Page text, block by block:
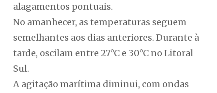
alagamentos pontuais.
No amanhecer, as temperaturas seguem
semelhantes aos dias anteriores. Durante à
tarde, oscilam entre 27°C e 30°C no Litoral
Sul.
A agitação marítima diminui, com ondas